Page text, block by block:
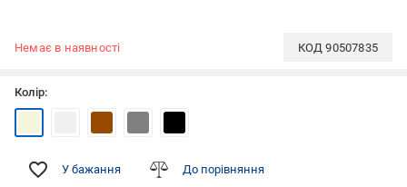
Немає в наявності КОД90507835
Колір:
У бажання До порівняння